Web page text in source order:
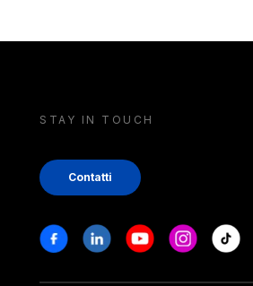
STAY IN TOUCH
Contatti
Stay in touch
FacebookLinkedinYoutubeInstagram
Tiktok